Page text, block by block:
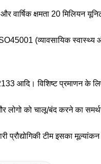
वार्षिक क्षमता 20 मिलियन
(व्यावसायिक स्वास्थ्य
आदि। विशिष्ट प्रमाणन के
लोगो को चालू/बंद करने का
प्रौद्योगिकी टीम इसका